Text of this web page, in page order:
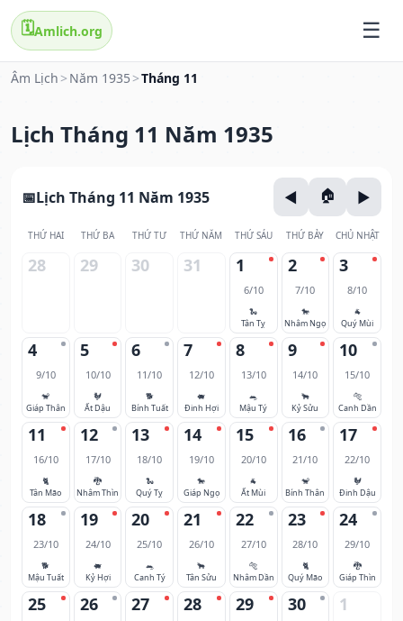
🗓️Amlich.org
Âm Lịch > Năm 1935 >Tháng 11
Lịch Tháng 11 Năm 1935
Lịch Tháng 11 Năm 1935
THỨ HAI THỨ BA THỨ TƯ THỨ NĂM THỨ SÁU THỨ BẢY CHỦ NHẬT
28 29 30 31 1
6/10
🐍
Tân Tỵ
2
7/10
🐎
Nhâm Ngọ
3
8/10
🐐
Quý Mùi
4
9/10
🐒
Giáp Thân
5
10/10
🐓
Ất Dậu
6
11/10
🐕
Bính Tuất
7
12/10
🐖
Đinh Hợi
8
13/10
🐀
Mậu Tý
9
14/10
🐂
Kỷ Sửu
10
15/10
🐅
Canh Dần
11
16/10
🐈
Tân Mão
12
17/10
🐉
Nhâm Thìn
13
18/10
🐍
Quý Tỵ
14
19/10
🐎
Giáp Ngọ
15
20/10
🐐
Ất Mùi
16
21/10
🐒
Bính Thân
17
22/10
🐓
Đinh Dậu
18
23/10
🐕
Mậu Tuất
19
24/10
🐖
Kỷ Hợi
20
25/10
🐀
Canh Tý
21
26/10
🐂
Tân Sửu
22
27/10
🐅
Nhâm Dần
23
28/10
🐈
Quý Mão
24
29/10
🐉
Giáp Thìn
25 26 27 28 29 30 1